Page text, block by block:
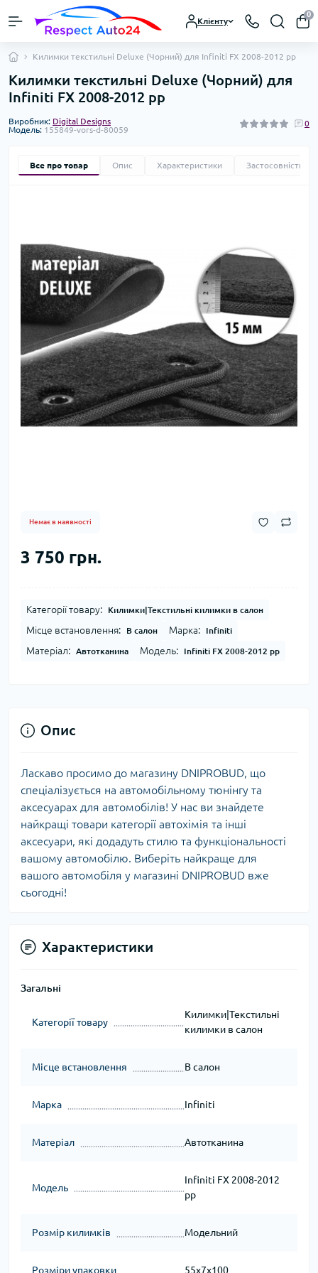
Клієнту
0
Килимки текстильні Deluxe (Чорний) для Infiniti FX 2008-2012 рр
Килимки текстильні Deluxe (Чорний) для
Infiniti FX 2008-2012 рр
Виробник: Digital Designs
Модель: 155849-vors-d-80059
0
Все про товар Опис Характеристики Застосовність
Немає в наявності
3 750 грн.
Категорії товару: Килимки|Текстильні килимки в салон
Місце встановлення: В салон Марка: Infiniti
Матеріал: Автотканина Модель: Infiniti FX 2008-2012 рр
Опис
Ласкаво просимо до магазину DNIPROBUD, що
спеціалізується на автомобільному тюнінгу та
аксесуарах для автомобілів! У нас ви знайдете
найкращі товари категорії автохімія та інші
аксесуари, які додадуть стилю та функціональності
вашому автомобілю. Виберіть найкраще для
вашого автомобіля у магазині DNIPROBUD вже
сьогодні!
Характеристики
Загальні
Категорії товару
Килимки|Текстильні
килимки в салон
Місце встановлення В салон
Марка Infiniti
Матеріал Автотканина
Модель
Infiniti FX 2008-2012
рр
Розмір килимків Модельний
Розміри упаковки 55x7x100